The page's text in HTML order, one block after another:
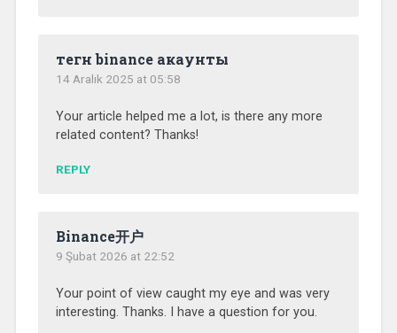
тегн binance акаунты
14 Aralık 2025 at 05:58
Your article helped me a lot, is there any more
related content? Thanks!
REPLY
Binance开户
9 Şubat 2026 at 22:52
Your point of view caught my eye and was very
interesting. Thanks. I have a question for you.